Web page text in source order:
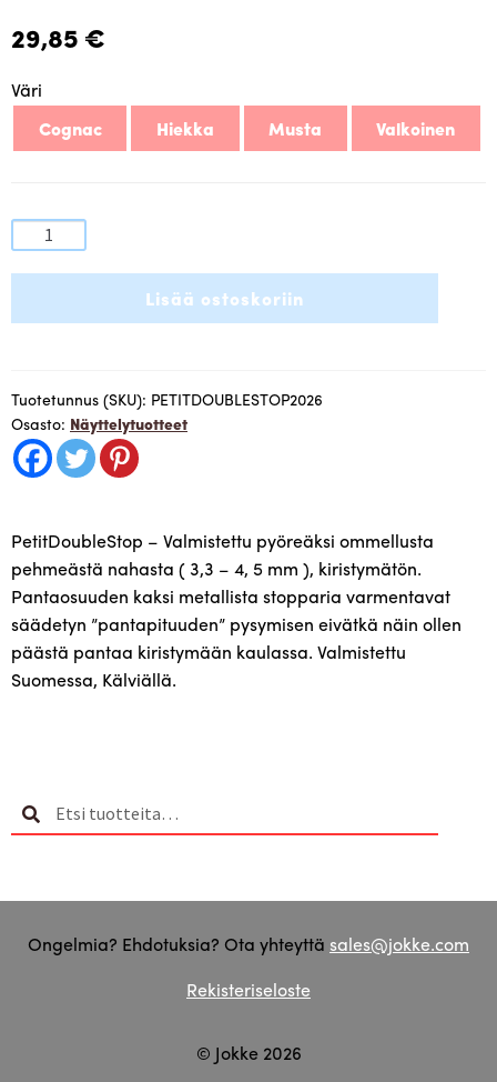
29,85 €
Väri
Cognac
Hiekka Musta Valkoinen
PetitDoublestop
-
läpimitta
noin
3,3
-4,5
)
kahdella
metallistopparilla,
120
cm,
kotimainen
Lisää ostoskoriin
Tuotetunnus (SKU): PETITDOUBLESTOP2026
Osasto: Näyttelytuotteet
PetitDoubleStop – Valmistettu pyöreäksi ommellusta
pehmeästä nahasta ( 3,3 – 4, 5 mm ), kiristymätön.
Pantaosuuden kaksi metallista stopparia varmentavat
säädetyn ”pantapituuden” pysymisen eivätkä näin ollen
päästä pantaa kiristymään kaulassa. Valmistettu
Suomessa, Kälviällä.
Etsi:
Haku
Ongelmia? Ehdotuksia? Ota yhteyttä sales@jokke.com
Rekisteriseloste
© Jokke 2026